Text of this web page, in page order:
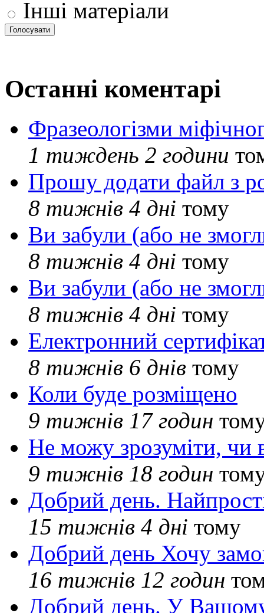
Інші матеріали
Останні коментарі
Фразеологізми
1 тиждень 2 години
Прошу додати файл з
8 тижнів 4 дні тому
Ви забули (або не
8 тижнів 4 дні тому
Ви забули (або не
8 тижнів 4 дні тому
Електронний
8 тижнів 6 днів тому
Коли буде розміщено
9 тижнів 17 годин
Не можу зрозуміти, чи
9 тижнів 18 годин
Добрий день.
15 тижнів 4 дні тому
Добрий день Хочу
16 тижнів 12 годин
Добрий день. У Вашому